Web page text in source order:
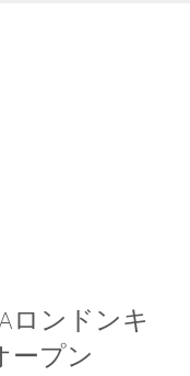
ロンドンキ
ープン